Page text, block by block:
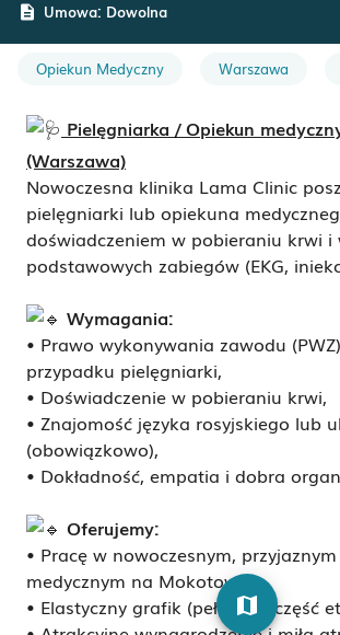
description Umowa: Dowolna
Opiekun Medyczny Warszawa
Pielęgniarka / Opiekun
(Warszawa)
Nowoczesna klinika Lama Clinic
pielęgniarki lub opiekuna
doświadczeniem w pobieraniu krwi i
podstawowych zabiegów (EKG,
Wymagania:
• Prawo wykonywania zawodu
przypadku pielęgniarki,
• Doświadczenie w pobieraniu krwi,
• Znajomość języka rosyjskiego lub
(obowiązkowo),
• Dokładność, empatia i dobra
Oferujemy:
• Pracę w nowoczesnym,
medycznym na Mokotowie,
• Elastyczny grafik (pełny lub część
map